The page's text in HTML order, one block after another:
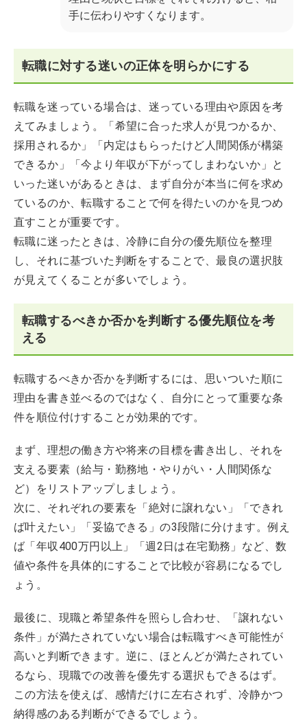
手に伝わりやすくなります。
転職に対する迷いの正体を明らかにする
転職を迷っている場合は、迷っている理由や原因を考
えてみましょう。「希望に合った求人が見つかるか、
採用されるか」「内定はもらったけど人間関係が構築
できるか」「今より年収が下がってしまわないか」と
いった迷いがあるときは、まず自分が本当に何を求め
ているのか、転職することで何を得たいのかを見つめ
直すことが重要です。
転職に迷ったときは、冷静に自分の優先順位を整理
し、それに基づいた判断をすることで、最良の選択肢
が見えてくることが多いでしょう。
転職するべきか否かを判断する優先順位を考
える
転職するべきか否かを判断するには、思いついた順に
理由を書き並べるのではなく、自分にとって重要な条
件を順位付けすることが効果的です。
まず、理想の働き方や将来の目標を書き出し、それを
支える要素（給与・勤務地・やりがい・人間関係な
ど）をリストアップしましょう。
次に、それぞれの要素を「絶対に譲れない」「できれ
ば叶えたい」「妥協できる」の3段階に分けます。例え
ば「年収400万円以上」「週2日は在宅勤務」など、数
値や条件を具体的にすることで比較が容易になるでし
ょう。
最後に、現職と希望条件を照らし合わせ、「譲れない
条件」が満たされていない場合は転職すべき可能性が
高いと判断できます。逆に、ほとんどが満たされてい
るなら、現職での改善を優先する選択もできるはず。
この方法を使えば、感情だけに左右されず、冷静かつ
納得感のある判断ができるでしょう。